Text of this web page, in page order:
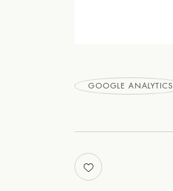
GOOGLE ANALYTICS